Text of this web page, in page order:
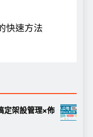
快速方法
定架設管理×佈